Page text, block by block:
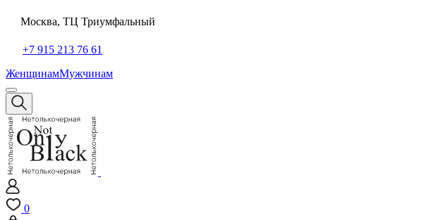
Москва, ТЦ Триумфальный
+7 915 213 76 61
ЖенщинамМужчинам
0